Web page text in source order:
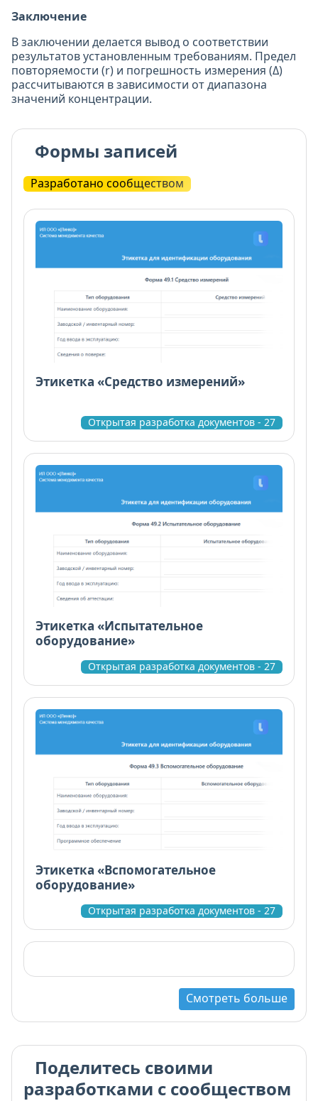
Заключение
В заключении делается вывод о соответствии
результатов установленным требованиям. Предел
повторяемости (r) и погрешность измерения (Δ)
рассчитываются в зависимости от диапазона
значений концентрации.
Формы записей
Разработано сообществом
Этикетка «Средство измерений»
Открытая разработка документов - 27
Этикетка «Испытательное
оборудование»
Открытая разработка документов - 27
Этикетка «Вспомогательное
оборудование»
Открытая разработка документов - 27
Смотреть больше
Поделитесь своими
разработками с сообществом